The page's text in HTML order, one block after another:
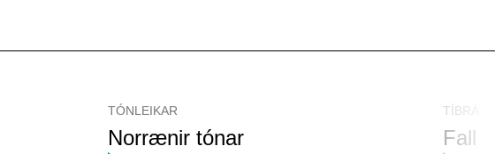
TÓNLEIKAR
Norrænir tónar
TÍBRÁ
Fall